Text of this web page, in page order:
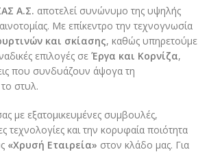
Α.Σ. αποτελεί συνώνυμο της υψηλής
Με επίκεντρο την τεχνογνωσία
και σκίασης, καθώς υπηρετούμε
επιλογές σε Έργα και Κορνίζα,
που συνδυάζουν άψογα τη
στυλ.
με εξατομικευμένες συμβουλές,
τεχνολογίες και την κορυφαία ποιότητα
«Χρυσή Εταιρεία» στον κλάδο μας. Για